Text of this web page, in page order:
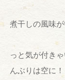
煮干しの風味が
っと気が付き
んぶりは空に！